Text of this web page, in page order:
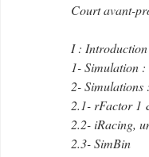
Court avant-
I : Introduction
1- Simulation
2- Simulations
2.1- rFactor 1
2.2- iRacing,
2.3- SimBin